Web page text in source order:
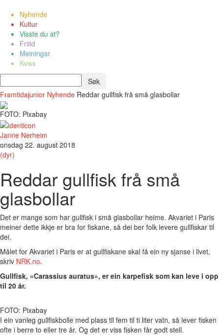
Nyhende
Kultur
Visste du at?
Fritid
Meiningar
Kviss
Framtidajunior Nyhende Reddar gullfisk frå små glasbollar
FOTO: Pixabay
Janne Nerheim
onsdag 22. august 2018
(dyr)
Reddar gullfisk frå små
glasbollar
Det er mange som har gullfisk i små glasbollar heime. Akvariet i Paris
meiner dette ikkje er bra for fiskane, så dei ber folk levere gullfiskar til
dei.
Målet for Akvariet i Paris er at gullfiskane skal få ein ny sjanse i livet,
skriv NRK.no.
Gullfisk, «Carassius auratus», er ein karpefisk som kan leve i opp
til 20 år.
FOTO: Pixabay
I ein vanleg gullfiskbolle med plass til fem til ti liter vatn, så lever fisken
ofte i berre to eller tre år. Og det er viss fisken får godt stell.